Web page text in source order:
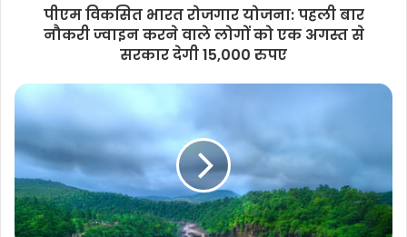
रिपोर्ट में कहा गया है कि इंजीनियरिंग/मैन्युफैक्चरिंग और सर्विस सेक्टर सबसे
आगे हैं, जबकि उपभोग, कमोडिटी और फार्मा सेक्टर स्थिर प्रदर्शन कर रहे
–आईएएनएस
एसकेटी/
पीएम विकसित भारत रोजगार योजना: पहली बार
नौकरी ज्वाइन करने वाले लोगों को एक अगस्त से
सरकार देगी 15,000 रुपए